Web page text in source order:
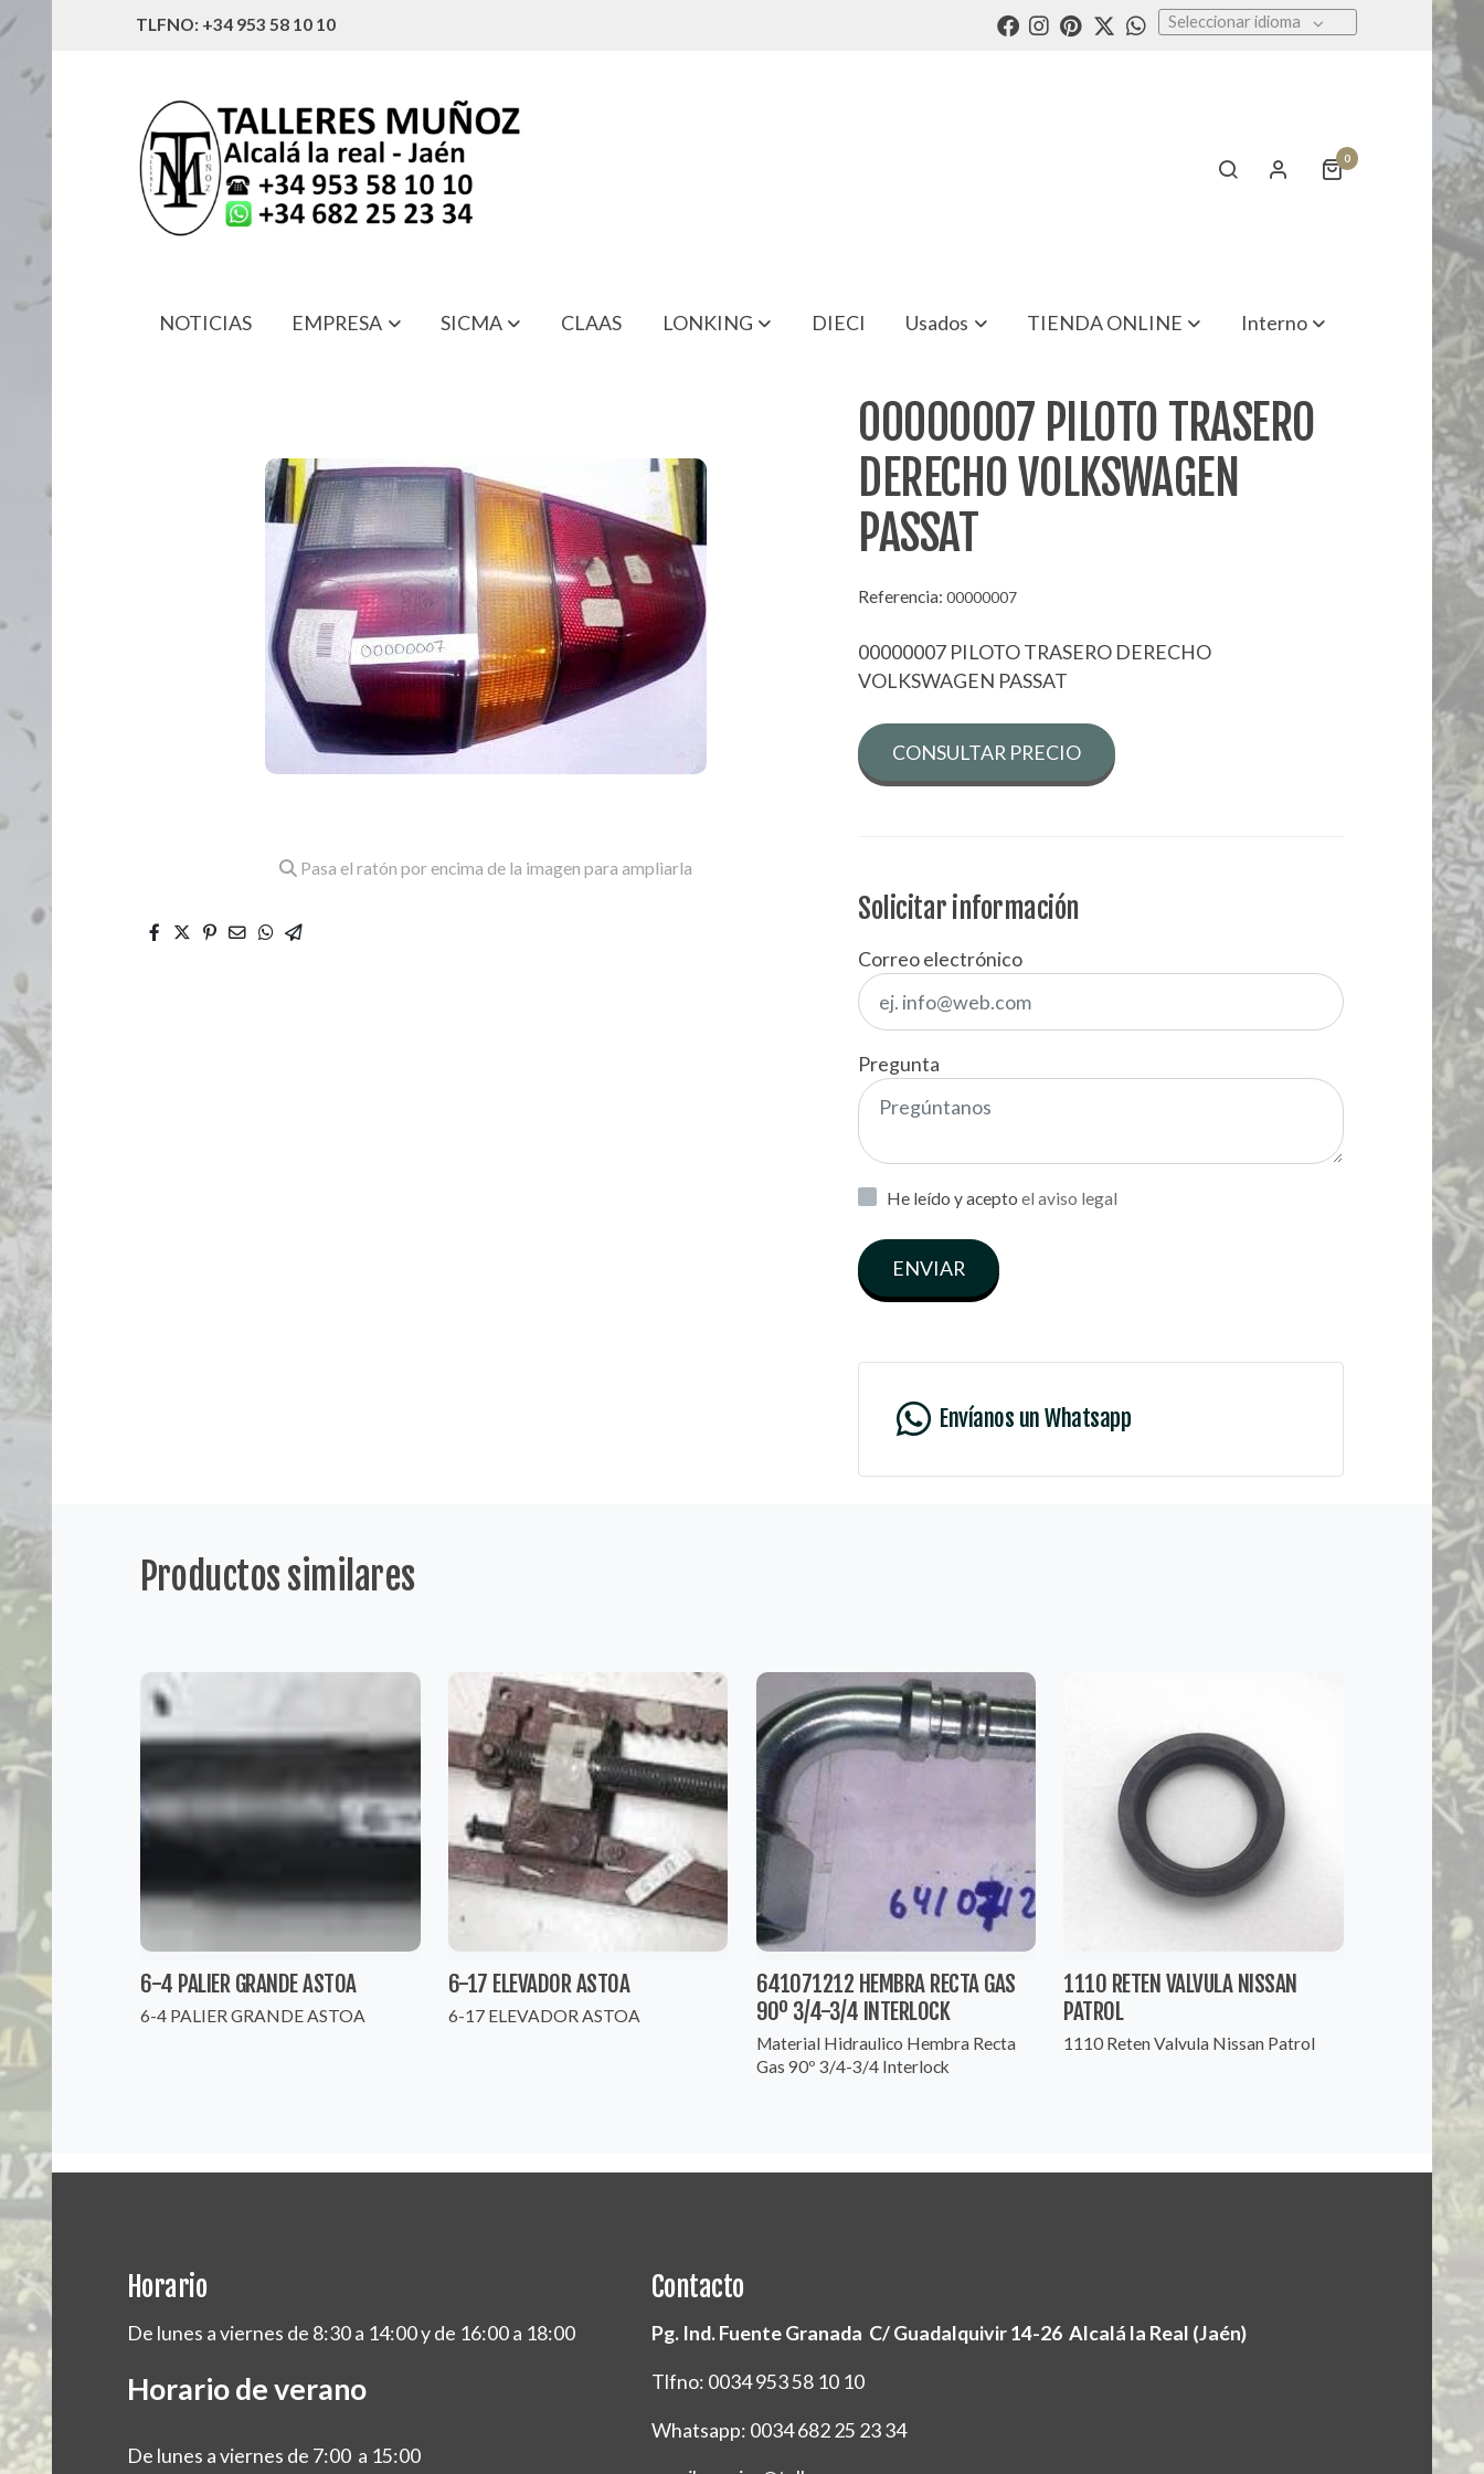
TLFNO: +34 953 58 10 10 Seleccionar idioma
0
NOTICIAS EMPRESA SICMA CLAAS LONKING DIECI Usados TIENDA ONLINE Interno
00000007 PILOTO TRASERO DERECHO VOLKSWAGEN PASSAT
Pasa el ratón por encima de la imagen para ampliarla
00000007 PILOTO TRASERO
DERECHO VOLKSWAGEN
PASSAT
Referencia:00000007
00000007 PILOTO TRASERO DERECHO
VOLKSWAGEN PASSAT
CONSULTAR PRECIO
Solicitar información
Correo electrónico
Pregunta
He leído y acepto el aviso legal
ENVIAR
Envíanos un Whatsapp
Productos similares
6-4 PALIER GRANDE ASTOA
6-4 PALIER GRANDE ASTOA
6-17 ELEVADOR ASTOA
6-17 ELEVADOR ASTOA
641071212 HEMBRA RECTA GAS
90º 3/4-3/4 INTERLOCK
Material Hidraulico Hembra Recta
Gas 90º 3/4-3/4 Interlock
1110 RETEN VALVULA NISSAN
PATROL
1110 Reten Valvula Nissan Patrol
Horario
De lunes a viernes de 8:30 a 14:00 y de 16:00 a 18:00
Horario de verano
De lunes a viernes de 7:00 a 15:00
Contacto
Pg. Ind. Fuente Granada C/ Guadalquivir 14-26 Alcalá la Real (Jaén)
Tlfno: 0034 953 58 10 10
Whatsapp: 0034 682 25 23 34